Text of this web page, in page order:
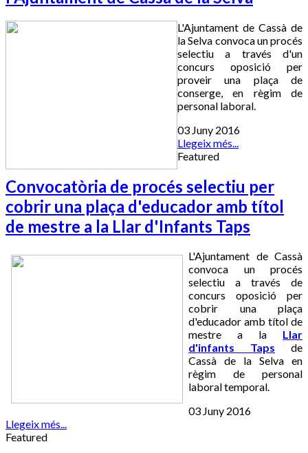
L'Ajuntament de Cassà de
la Selva convoca un procés
selectiu a través d'un
concurs oposició per
proveir una plaça de
conserge, en règim de
personal laboral.
03 Juny 2016
Llegeix més...
Featured
Convocatòria de procés selectiu per
cobrir una plaça d'educador amb títol
de mestre a la Llar d'Infants Taps
L'Ajuntament de Cassà
convoca un procés
selectiu a través de
concurs oposició per
cobrir una plaça
d'educador amb títol de
mestre a la Llar
d'infants Taps de
Cassà de la Selva en
règim de personal
laboral temporal.
03 Juny 2016
Llegeix més...
Featured